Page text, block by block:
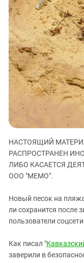
Дагестан
Ингушетия
Кабардино-Балкария
Калмыкия
Карачаево-Черкесия
Краснодарский край
Нагорный Карабах
Российская Федерация
Северная Осетия -
СКФО
Чечня
Южная Осетия
ЮФО
НАСТОЯЩИЙ
РАСПРОСТРАНЕН
ЛИБО КАСАЕТСЯ
ООО "МЕМО".
Новый песок на
ли сохранится после
пользователи
Как писал "
заверили в